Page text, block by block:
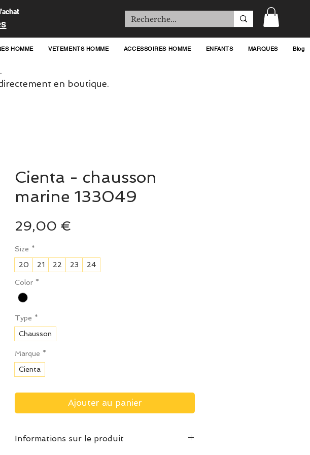
HOMME VETEMENTS HOMME ACCESSOIRES HOMME ENFANTS MARQUES Blog
en boutique.
Cienta - chausson
marine 133049
29,00 €
Size *
20
21 22 23 24
Color *
Type *
Chausson
Marque *
Cienta
Ajouter au panier
Informations sur le produit